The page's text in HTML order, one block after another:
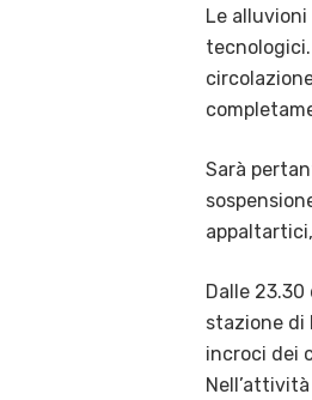
Le
Sarà
Dalle
stazione di
incroci dei